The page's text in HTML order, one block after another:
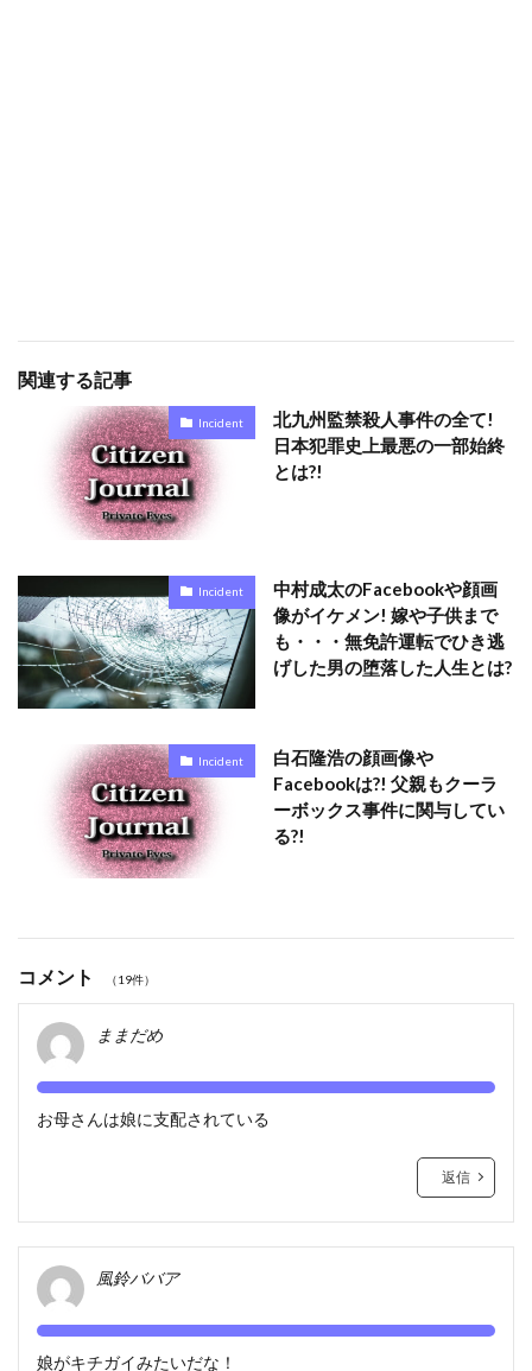
関連する記事
Incident
北九州監禁殺人事件の全て!
日本犯罪史上最悪の一部始終
とは?!
Incident
中村成太のFacebookや顔画
像がイケメン! 嫁や子供まで
も・・・無免許運転でひき逃
げした男の堕落した人生とは?
Incident
白石隆浩の顔画像や
Facebookは?! 父親もクーラ
ーボックス事件に関与してい
る?!
コメント （19件）
ままだめ
お母さんは娘に支配されている
返信
風鈴ババア
娘がキチガイみたいだな！